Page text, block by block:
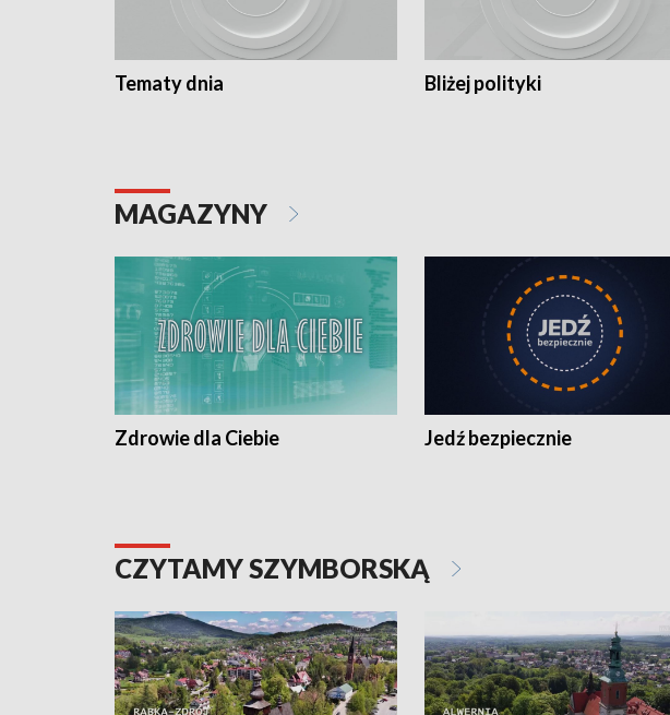
Tematy dnia Bliżej polityki
MAGAZYNY
Zdrowie dla Ciebie Jedź bezpiecznie
CZYTAMY SZYMBORSKĄ